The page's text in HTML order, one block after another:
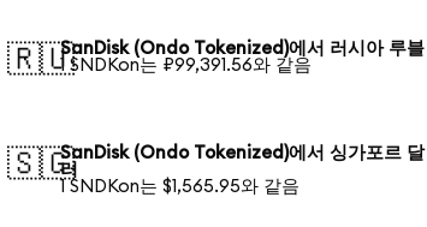
🇷🇺SanDisk (Ondo Tokenized)에서 러시아 루블
1 SNDKon는 ₽99,391.56와 같음
🇸🇬SanDisk (Ondo Tokenized)에서 싱가포르 달
러
1 SNDKon는 $1,565.95와 같음